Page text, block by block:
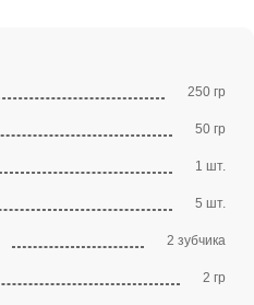
250 гр
50 гр
1 шт.
5 шт.
2 зубчика
2 гр